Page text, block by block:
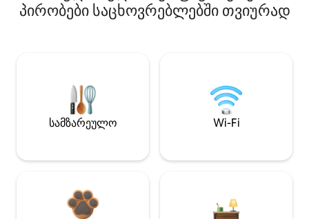
პირობები საცხოვრებლებში თვიურად
სამზარეულო Wi-Fi